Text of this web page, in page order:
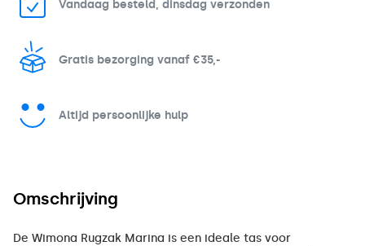
Vandaag besteld, dinsdag verzonden
Gratis bezorging vanaf €35,-
Altijd persoonlijke hulp
Omschrijving
De Wimona Rugzak Marina is een ideale tas voor